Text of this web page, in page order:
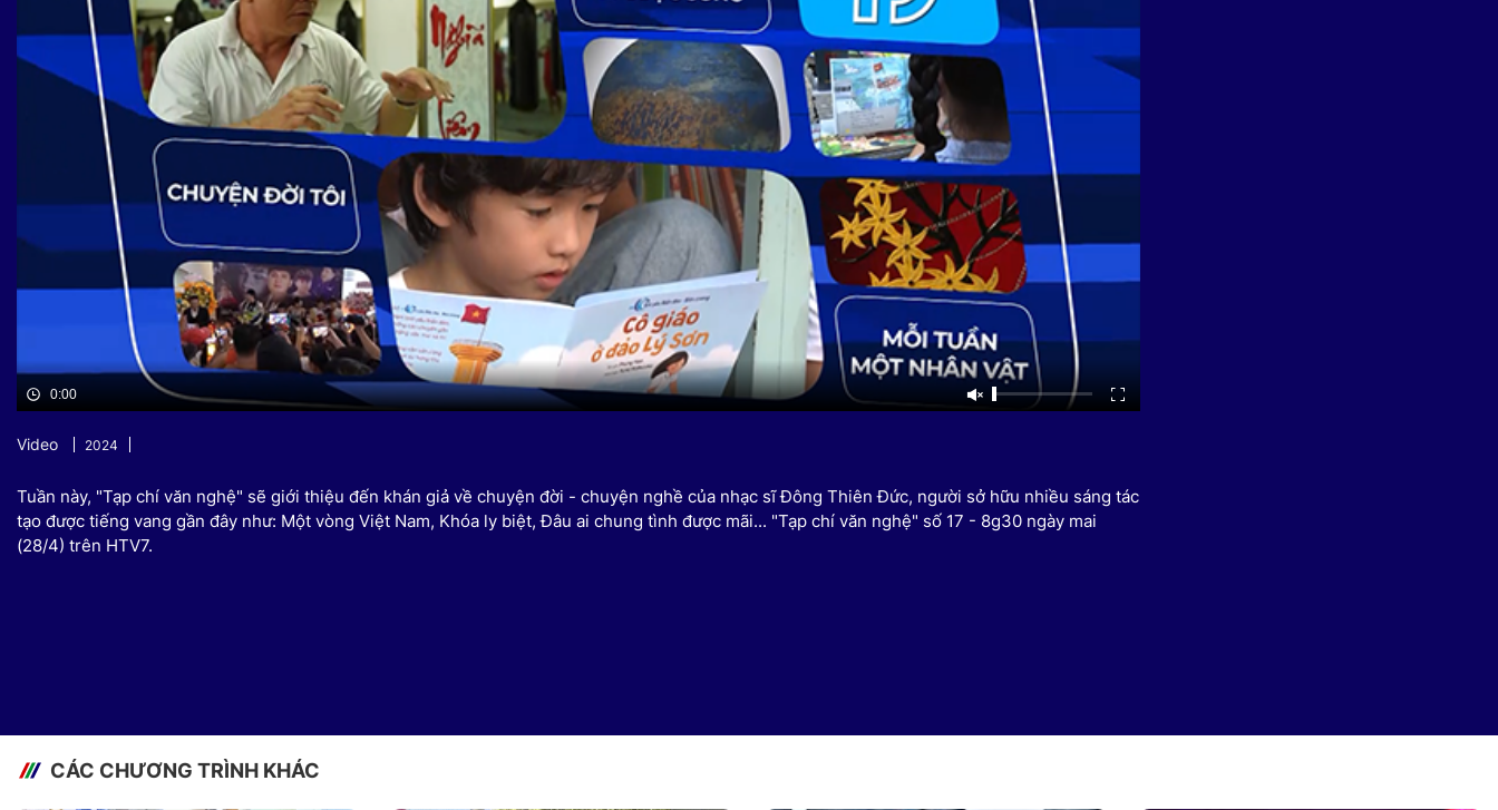
Sự kiện quan tâm
Chuyên đề
Không gian văn hóa
Hồ Chí Minh
Chuyển đổi số
HTV Show
Thành phố không
ngủ
Chậm
Bé xem gì
Mái ấm gia đình
Việt
Các show khác
Các chương trình
khác
HTV Phim
Phim truyền hình
Phim tài liệu
HTV Sự kiện
Made By Vietnam
Ngày hội HTV
Innovation Fest
Chung một tấm
lòng
HTV Thể thao
Cuộc đua xe đạp
Cúp Truyền hình
Cuộc đua offroad
HTV
SEA Games 33
0:00
Video 2024
Tuần này, "Tạp chí văn nghệ" sẽ giới thiệu đến khán giả về chuyện đời - chuyện nghề của nhạc sĩ Đông Thiên Đức, người sở hữu nhiều sáng tác
tạo được tiếng vang gần đây như: Một vòng Việt Nam, Khóa ly biệt, Đâu ai chung tình được mãi... "Tạp chí văn nghệ" số 17 - 8g30 ngày mai
(28/4) trên HTV7.
CÁC CHƯƠNG TRÌNH KHÁC